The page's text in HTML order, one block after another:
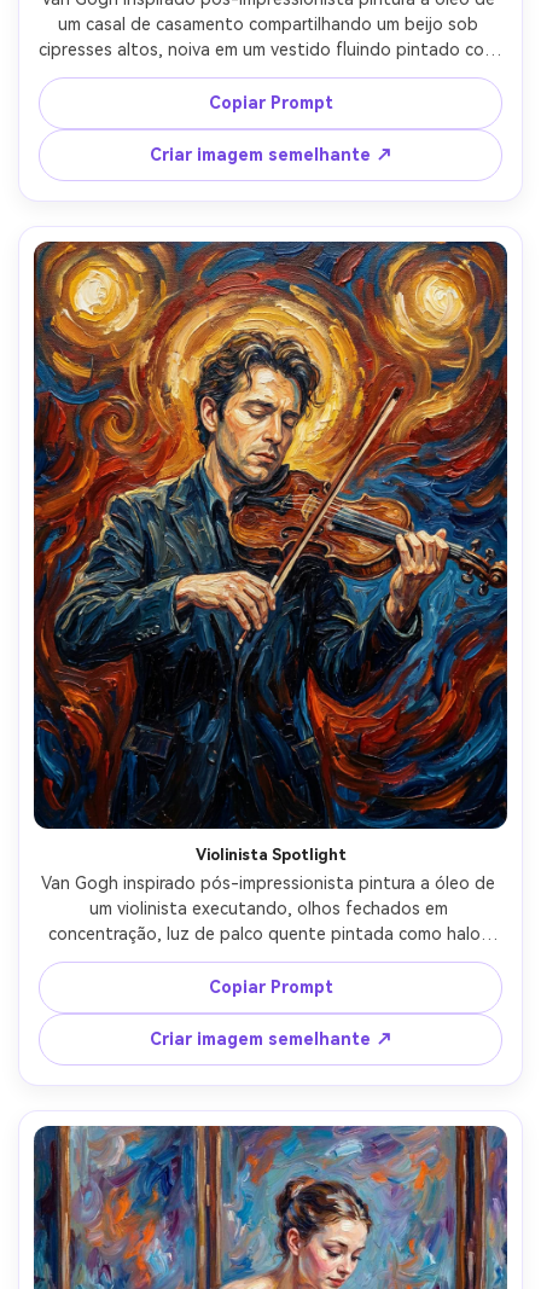
um casal de casamento compartilhando um beijo sob
cipresses altos, noiva em um vestido fluindo pintado com
traços brancos enérgicos, noivo em terno escuro com
destaques azuis profundos, céu girando acima da
cabeça, horizonte brilhante do pôr do sol, textura
impasto grossa, humor atemporal romântico, composição
vertical dramática com silhuetas de cipresses, lente de
85mm, profundidade de campo rasa- -ar 4:5
Copiar Prompt
Criar imagem semelhante ↗
Violinista Spotlight
Van Gogh inspirado pós-impressionista pintura a óleo de
um violinista executando, olhos fechados em
concentração, luz de palco quente pintada como halos
dourados, fundo de redemoinho azul profundo e
vermelho, grão de madeira do instrumento sugerido com
traços texturizados, impasto grosso nas dobras da
jaqueta, energia emocional poderosa, ritmo dinâmico do
pincel, composição profissional de belas artes, lente de
85mm, profundidade de campo rasa-AR 4:5
Copiar Prompt
Criar imagem semelhante ↗